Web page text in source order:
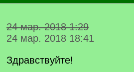
24 мар. 2018 1:29
24 мар. 2018 18:41
Здравствуйте!